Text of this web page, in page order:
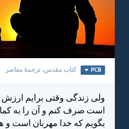
PCB کتاب مقدس، ترجمۀ معاصر
ولی زندگی وقتی برايم ارزش
است صرف كنم و آن را به
بگويم كه خدا مهربان است و